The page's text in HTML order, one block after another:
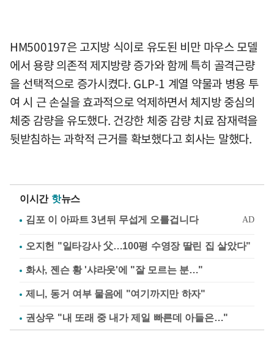
HM500197은 고지방 식이로 유도된 비만 마우스 모델
에서 용량 의존적 제지방량 증가와 함께 특히 골격근량
을 선택적으로 증가시켰다. GLP-1 계열 약물과 병용 투
여 시 근 손실을 효과적으로 억제하면서 체지방 중심의
체중 감량을 유도했다. 건강한 체중 감량 치료 잠재력을
뒷받침하는 과학적 근거를 확보했다고 회사는 말했다.
이시간 핫뉴스
오지헌 "일타강사 父…100평 수영장 딸린 집 살았다"
화사, 젠슨 황 '샤라웃'에 "잘 모르는 분…"
제니, 동거 여부 물음에 "여기까지만 하자"
권상우 "내 또래 중 내가 제일 빠른데 아들은…"